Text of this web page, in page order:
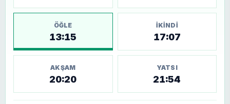
ÖĞLE
13:15
İKINDI
17:07
AKŞAM
20:20
YATSI
21:54